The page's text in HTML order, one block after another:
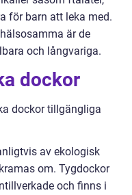
för barn att leka med.
är de
och långvariga.
dockor
dockor tillgängliga
av ekologisk
om. Tygdockor
och finns i